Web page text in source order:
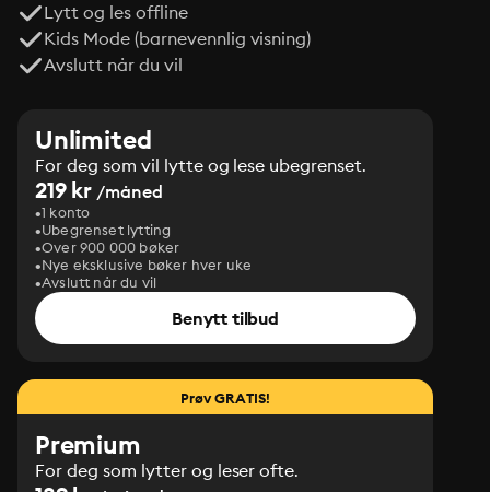
Lytt og les offline
Kids Mode (barnevennlig visning)
Avslutt når du vil
Unlimited
For deg som vil lytte og lese ubegrenset.
219 kr /måned
1 konto
Ubegrenset lytting
Over 900 000 bøker
Nye eksklusive bøker hver uke
Avslutt når du vil
Benytt tilbud
Prøv GRATIS!
Premium
For deg som lytter og leser ofte.